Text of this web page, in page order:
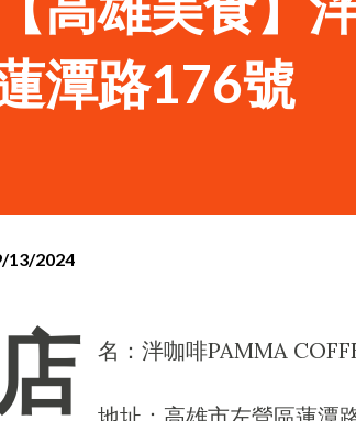
潭路176號
13/2024
名：泮咖啡PAMMA